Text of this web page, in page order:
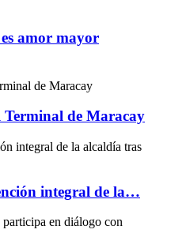
amor mayor
Terminal de Maracay
integral de la…